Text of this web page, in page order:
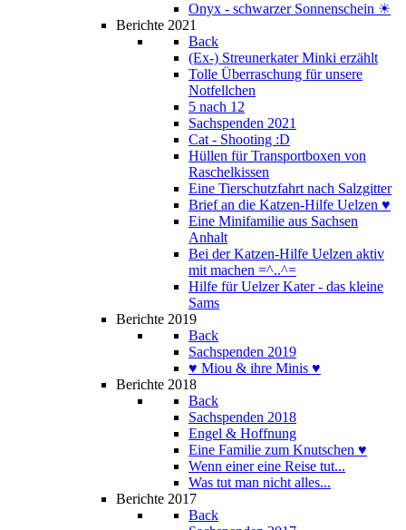
Onyx - schwarzer Sonnenschein ☀
Berichte 2021
Back
(Ex-) Streunerkater Minki erzählt
Tolle Überraschung für unsere
Notfellchen
5 nach 12
Sachspenden 2021
Cat - Shooting :D
Hüllen für Transportboxen von
Raschelkissen
Eine Tierschutzfahrt nach Salzgitter
Brief an die Katzen-Hilfe Uelzen ♥
Eine Minifamilie aus Sachsen
Anhalt
Bei der Katzen-Hilfe Uelzen aktiv
mit machen =^..^=
Hilfe für Uelzer Kater - das kleine
Sams
Berichte 2019
Back
Sachspenden 2019
♥ Miou & ihre Minis ♥
Berichte 2018
Back
Sachspenden 2018
Engel & Hoffnung
Eine Familie zum Knutschen ♥
Wenn einer eine Reise tut...
Was tut man nicht alles...
Berichte 2017
Back